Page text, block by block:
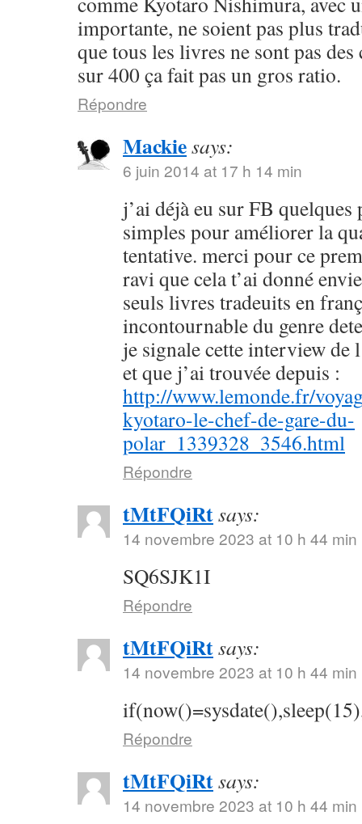
importante, ne soient pas plus
que tous les livres ne sont pas
sur 400 ça fait pas un gros ratio.
Répondre
Mackiesays:
6 juin 2014 at 17 h 14 min
j’ai déjà eu sur FB quelques
simples pour améliorer la
tentative. merci pour ce
ravi que cela t’ai donné
seuls livres tradeuits en
incontournable du genre
je signale cette interview de
et que j’ai trouvée depuis :
http://www.lemonde.fr/
kyotaro-le-chef-de-gare-du-
polar_1339328_3546.html
Répondre
tMtFQiRtsays:
14 novembre 2023 at 10 h 44 min
SQ6SJK1I
Répondre
tMtFQiRtsays:
14 novembre 2023 at 10 h 44 min
Répondre
tMtFQiRtsays:
14 novembre 2023 at 10 h 44 min